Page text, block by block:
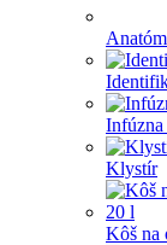
Infúzna
Klystír
Kôš na